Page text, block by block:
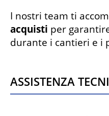
I nostri team ti
acquisti per
durante i cantieri e i
Assistenza